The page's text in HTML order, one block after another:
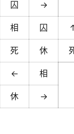
囚 →
相 囚
死 休
←
相
休 →